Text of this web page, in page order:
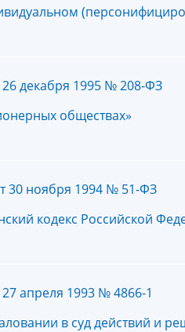
26 декабря 1995 № 208-ФЗ
обществах»
30 ноября 1994 № 51-ФЗ
кодекс Российской
апреля 1993 № 4866-1
в суд действий и